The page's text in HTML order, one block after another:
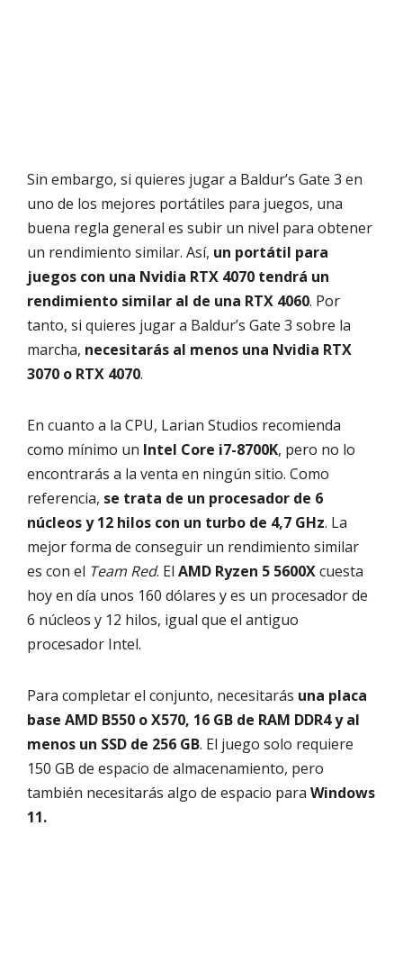
Sin embargo, si quieres jugar a Baldur’s Gate 3 en
uno de los mejores portátiles para juegos, una
buena regla general es subir un nivel para obtener
un rendimiento similar. Así, un portátil para
juegos con una Nvidia RTX 4070 tendrá un
rendimiento similar al de una RTX 4060. Por
tanto, si quieres jugar a Baldur’s Gate 3 sobre la
marcha, necesitarás al menos una Nvidia RTX
3070 o RTX 4070.
En cuanto a la CPU, Larian Studios recomienda
como mínimo un Intel Core i7-8700K, pero no lo
encontrarás a la venta en ningún sitio. Como
referencia, se trata de un procesador de 6
núcleos y 12 hilos con un turbo de 4,7 GHz. La
mejor forma de conseguir un rendimiento similar
es con el Team Red. El AMD Ryzen 5 5600Xcuesta
hoy en día unos 160 dólares y es un procesador de
6 núcleos y 12 hilos, igual que el antiguo
procesador Intel.
Para completar el conjunto, necesitarás una placa
base AMD B550 o X570, 16 GB de RAM DDR4 y al
menos un SSD de 256 GB. El juego solo requiere
150 GB de espacio de almacenamiento, pero
también necesitarás algo de espacio para Windows
11.